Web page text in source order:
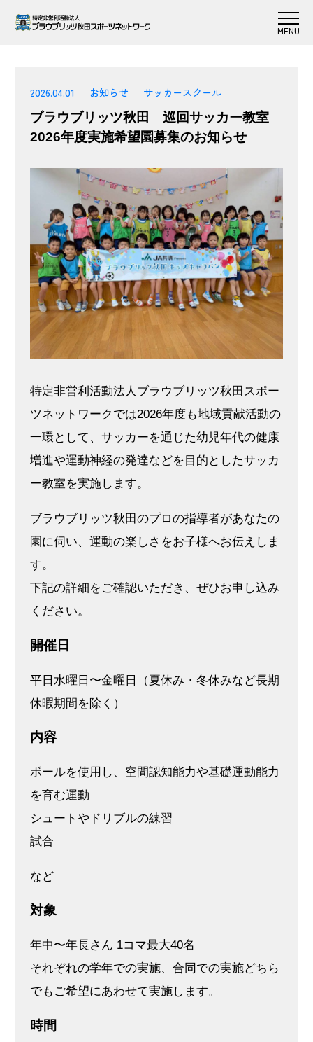
2026.04.01 お知らせ
サッカースクール
ブラウブリッツ秋田 巡回サッカー教室
2026年度実施希望園募集のお知らせ
特定非営利活動法人ブラウブリッツ秋田スポー
ツネットワークでは2026年度も地域貢献活動の
一環として、サッカーを通じた幼児年代の健康
増進や運動神経の発達などを目的としたサッカ
ー教室を実施します。
ブラウブリッツ秋田のプロの指導者があなたの
園に伺い、運動の楽しさをお子様へお伝えしま
す。
下記の詳細をご確認いただき、ぜひお申し込み
ください。
開催⽇
平⽇⽔曜⽇〜⾦曜⽇（夏休み・冬休みなど⻑期
休暇期間を除く）
内容
ボールを使用し、空間認知能力や基礎運動能力
を育む運動
シュートやドリブルの練習
試合
など
対象
年中〜年⻑さん 1コマ最⼤40名
それぞれの学年での実施、合同での実施どちら
でもご希望にあわせて実施します。
時間